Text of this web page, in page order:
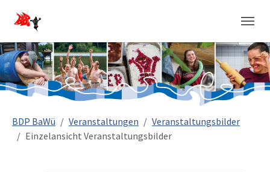
BDP BaWü Veranstaltungen
Veranstaltungsbilder
Einzelansicht Veranstaltungsbilder